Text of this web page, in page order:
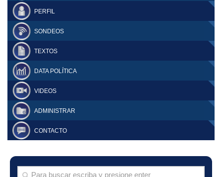
PERFIL
SONDEOS
TEXTOS
DATA POLÍTICA
VIDEOS
ADMINISTRAR
CONTACTO